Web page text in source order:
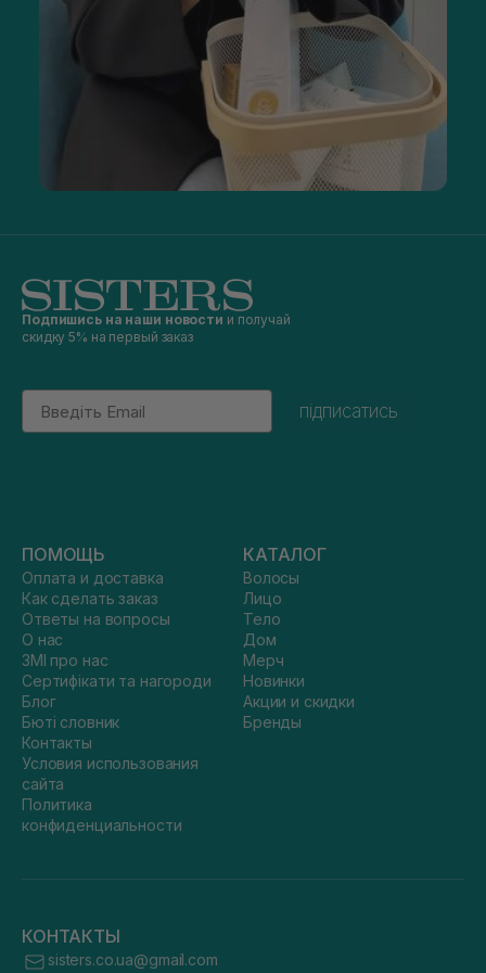
Подпишись на наши новости и получай
скидку 5% на первый заказ
Email
підписатись
ПОМОЩЬ
Оплата и доставка
Как сделать заказ
Ответы на вопросы
О нас
ЗМІ про нас
Сертифікати та нагороди
Блог
Бюті словник
Контакты
Условия использования
сайта
Политика
конфиденциальности
КАТАЛОГ
Волосы
Лицо
Тело
Дом
Мерч
Новинки
Акции и скидки
Бренды
КОНТАКТЫ
sisters.co.ua@gmail.com